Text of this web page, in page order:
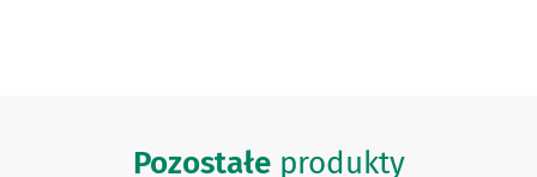
Pozostałeprodukty